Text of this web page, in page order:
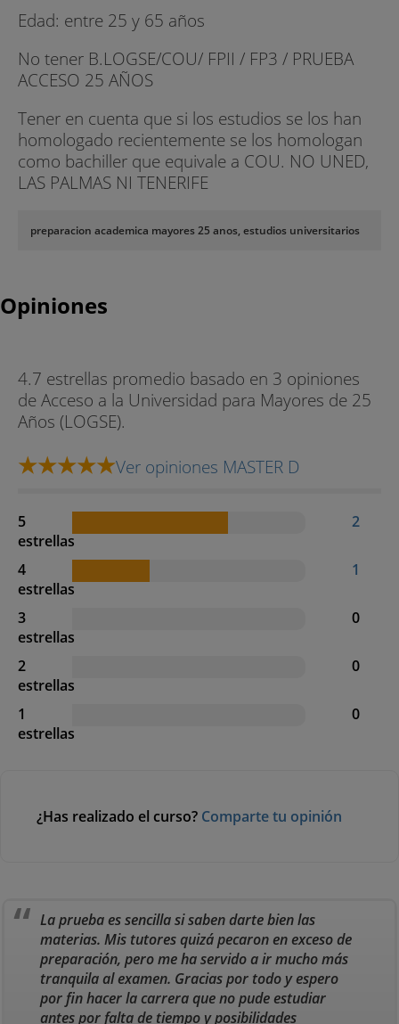
Edad: entre 25 y 65 años
No tener B.LOGSE/COU/ FPII / FP3 / PRUEBA
ACCESO 25 AÑOS
Tener en cuenta que si los estudios se los han
homologado recientemente se los homologan
como bachiller que equivale a COU. NO UNED,
LAS PALMAS NI TENERIFE
preparacion academica mayores 25 anos, estudios universitarios
Opiniones
4.7 estrellas promedio basado en 3 opiniones
de Acceso a la Universidad para Mayores de 25
Años (LOGSE).
Ver opiniones MASTER D
5
estrellas
2
4
estrellas
1
3
estrellas
0
2
estrellas
0
1
estrellas
0
¿Has realizado el curso? Comparte tu opinión
La prueba es sencilla si saben darte bien las
materias. Mis tutores quizá pecaron en exceso de
preparación, pero me ha servido a ir mucho más
tranquila al examen. Gracias por todo y espero
por fin hacer la carrera que no pude estudiar
antes por falta de tiempo y posibilidades